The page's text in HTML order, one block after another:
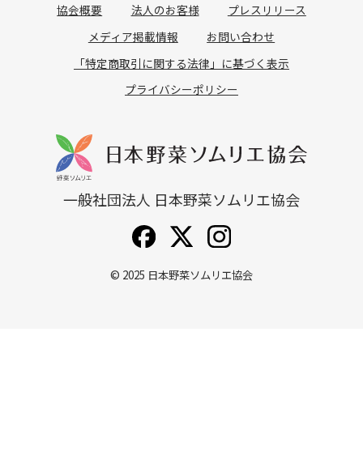
協会概要 法人のお客様
プレスリリース
メディア掲載情報
お問い合わせ
「特定商取引に関する法律」に基づく表示
プライバシーポリシー
一般社団法人 日本野菜ソムリエ協会
© 2025 日本野菜ソムリエ協会